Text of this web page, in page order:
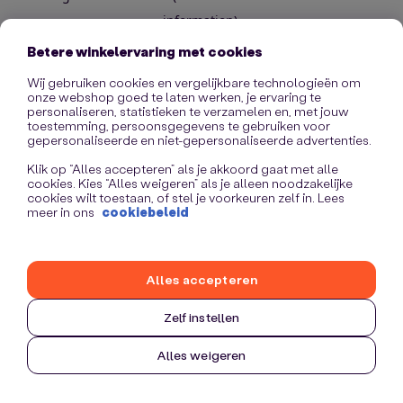
information).
Betere winkelervaring met cookies
Wij gebruiken cookies en vergelijkbare technologieën om
onze webshop goed te laten werken, je ervaring te
personaliseren, statistieken te verzamelen en, met jouw
toestemming, persoonsgegevens te gebruiken voor
gepersonaliseerde en niet-gepersonaliseerde advertenties.
Klik op “Alles accepteren” als je akkoord gaat met alle
cookies. Kies “Alles weigeren” als je alleen noodzakelijke
cookies wilt toestaan, of stel je voorkeuren zelf in. Lees
meer in ons cookiebeleid
Zelf instellen
Alles weigeren
Alles accepteren